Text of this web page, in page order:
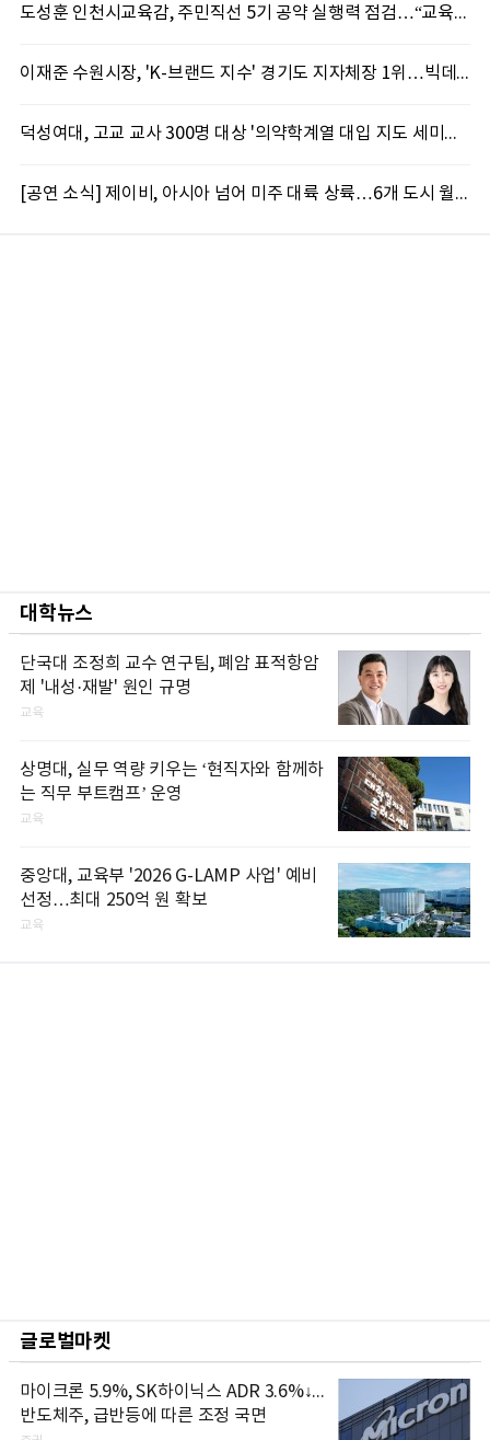
도성훈 인천시교육감, 주민직선 5기 공약 실행력 점검…“교육현장 변화로 이어져야”
이재준 수원시장, 'K-브랜드 지수' 경기도 지자체장 1위…빅데이터가 주목한 행정 리더십
덕성여대, 고교 교사 300명 대상 '의약학계열 대입 지도 세미나' 성료
[공연 소식] 제이비, 아시아 넘어 미주 대륙 상륙…6개 도시 월드투어 포문
대학뉴스
단국대 조정희 교수 연구팀, 폐암 표적항암
제 '내성·재발' 원인 규명
교육
상명대, 실무 역량 키우는 ‘현직자와 함께하
는 직무 부트캠프’ 운영
교육
중앙대, 교육부 '2026 G-LAMP 사업' 예비
선정…최대 250억 원 확보
교육
글로벌마켓
마이크론 5.9%, SK하이닉스 ADR 3.6%↓...
반도체주, 급반등에 따른 조정 국면